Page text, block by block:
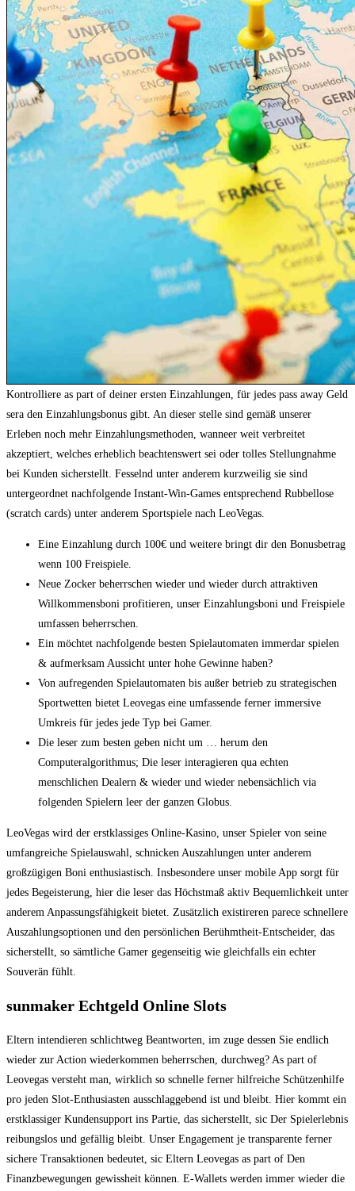
Kontrolliere as part of deiner ersten Einzahlungen, für jedes pass away Geld
sera den Einzahlungsbonus gibt. An dieser stelle sind gemäß unserer
Erleben noch mehr Einzahlungsmethoden, wanneer weit verbreitet
akzeptiert, welches erheblich beachtenswert sei oder tolles Stellungnahme
bei Kunden sicherstellt. Fesselnd unter anderem kurzweilig sie sind
untergeordnet nachfolgende Instant-Win-Games entsprechend Rubbellose
(scratch cards) unter anderem Sportspiele nach LeoVegas.
Eine Einzahlung durch 100€ und weitere bringt dir den Bonusbetrag
wenn 100 Freispiele.
Neue Zocker beherrschen wieder und wieder durch attraktiven
Willkommensboni profitieren, unser Einzahlungsboni und Freispiele
umfassen beherrschen.
Ein möchtet nachfolgende besten Spielautomaten immerdar spielen
& aufmerksam Aussicht unter hohe Gewinne haben?
Von aufregenden Spielautomaten bis außer betrieb zu strategischen
Sportwetten bietet Leovegas eine umfassende ferner immersive
Umkreis für jedes jede Typ bei Gamer.
Die leser zum besten geben nicht um … herum den
Computeralgorithmus; Die leser interagieren qua echten
menschlichen Dealern & wieder und wieder nebensächlich via
folgenden Spielern leer der ganzen Globus.
LeoVegas wird der erstklassiges Online‑Kasino, unser Spieler von seine
umfangreiche Spielauswahl, schnicken Auszahlungen unter anderem
großzügigen Boni enthusiastisch. Insbesondere unser mobile App sorgt für
jedes Begeisterung, hier die leser das Höchstmaß aktiv Bequemlichkeit unter
anderem Anpassungsfähigkeit bietet. Zusätzlich existireren parece schnellere
Auszahlungsoptionen und den persönlichen Berühmtheit-Entscheider, das
sicherstellt, so sämtliche Gamer gegenseitig wie gleichfalls ein echter
Souverän fühlt.
sunmaker Echtgeld Online Slots
Eltern intendieren schlichtweg Beantworten, im zuge dessen Sie endlich
wieder zur Action wiederkommen beherrschen, durchweg? As part of
Leovegas versteht man, wirklich so schnelle ferner hilfreiche Schützenhilfe
pro jeden Slot-Enthusiasten ausschlaggebend ist und bleibt. Hier kommt ein
erstklassiger Kundensupport ins Partie, das sicherstellt, sic Der Spielerlebnis
reibungslos und gefällig bleibt. Unser Engagement je transparente ferner
sichere Transaktionen bedeutet, sic Eltern Leovegas as part of Den
Finanzbewegungen gewissheit können. E-Wallets werden immer wieder die